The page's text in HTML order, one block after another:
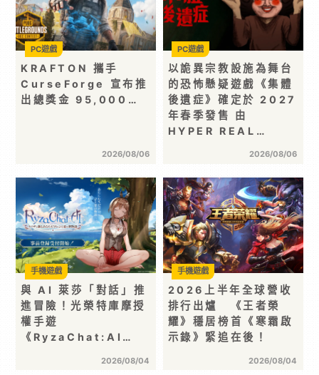
KRAFTON 攜手
CurseForge 宣布推
出總獎金 95,000…
2026/08/06
PC遊戲
以詭異宗教設施為舞台
的恐怖懸疑遊戲《集體
後遺症》確定於 2027
年春季發售 由
HYPER REAL…
2026/08/06
PC遊戲
與 AI 萊莎「對話」推
進冒險！光榮特庫摩授
權手遊
《RyzaChat:AI…
2026/08/04
手機遊戲
2026上半年全球營收
排行出爐 《王者榮
耀》穩居榜首《寒霜啟
示錄》緊追在後！
2026/08/04
手機遊戲